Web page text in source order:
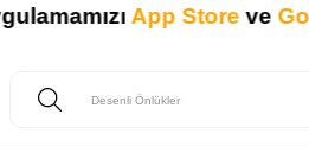
App Storeve